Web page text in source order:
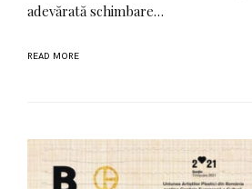
adevărată schimbare…
READ MORE